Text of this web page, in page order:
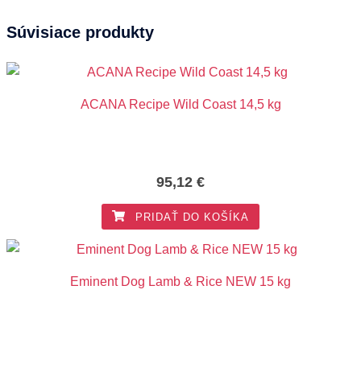
Súvisiace produkty
ACANA Recipe Wild Coast 14,5 kg
95,12 €
PRIDAŤ DO KOŠÍKA
Eminent Dog Lamb & Rice NEW 15 kg